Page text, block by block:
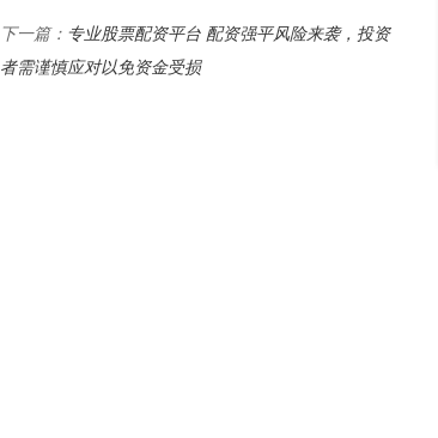
下一篇： 专业股票配资平台 配资强平风险来袭，投资
者需谨慎应对以免资金受损